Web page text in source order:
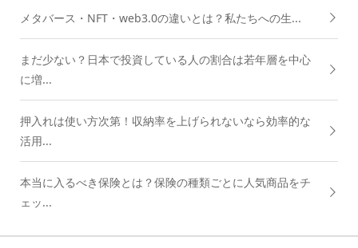
メタバース・NFT・web3.0の違いとは？私たちへの生...
まだ少ない？日本で投資している人の割合は若年層を中心
に増...
押入れは使い方次第！収納率を上げられないなら効率的な
活用...
本当に入るべき保険とは？保険の種類ごとに人気商品をチ
ェッ...